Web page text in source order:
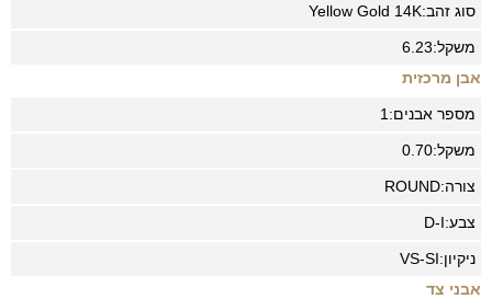
סוג זהב: Yellow Gold 14K
משקל:6.23
אבן מרכזית
מספר אבנים: 1
משקל:0.70
צורה:ROUND
צבע:D-I
ניקיון:VS-SI
אבני צד